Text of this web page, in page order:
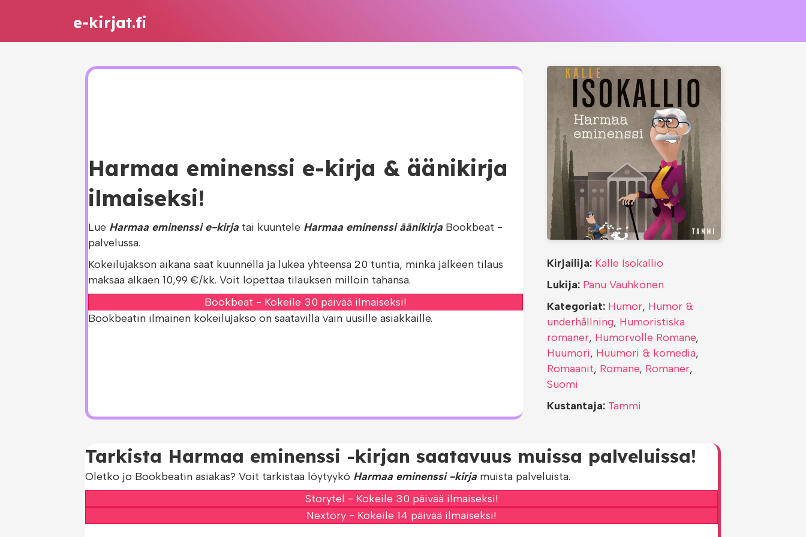
e-kirjat.fi
Harmaa eminenssi e-kirja & äänikirja
ilmaiseksi!
Lue Harmaa eminenssi e-kirja tai kuuntele Harmaa eminenssi äänikirja Bookbeat -
palvelussa.
Kokeilujakson aikana saat kuunnella ja lukea yhteensä 20 tuntia, minkä jälkeen tilaus
maksaa alkaen 10,99 €/kk. Voit lopettaa tilauksen milloin tahansa.
Bookbeat - Kokeile 30 päivää ilmaiseksi!
Bookbeatin ilmainen kokeilujakso on saatavilla vain uusille asiakkaille.
Kirjailija: Kalle Isokallio
Lukija: Panu Vauhkonen
Kategoriat: Humor, Humor &
underhållning, Humoristiska
romaner, Humorvolle Romane,
Huumori, Huumori & komedia,
Romaanit, Romane, Romaner,
Suomi
Kustantaja: Tammi
Tarkista Harmaa eminenssi -kirjan saatavuus muissa palveluissa!
Oletko jo Bookbeatin asiakas? Voit tarkistaa löytyykö Harmaa eminenssi -kirja muista palveluista.
Storytel - Kokeile 30 päivää ilmaiseksi!
Nextory - Kokeile 14 päivää ilmaiseksi!